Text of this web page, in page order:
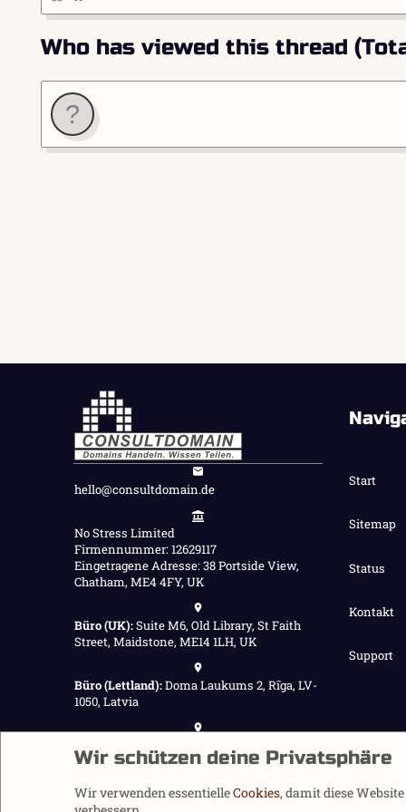
Who has viewed this thread
hello@consultdomain.de
No Stress Limited
Firmennummer: 12629117
Eingetragene Adresse: 38 Portside View,
Chatham, ME4 4FY, UK
Büro (UK):Suite M6, Old Library, St Faith
Street, Maidstone, ME14 1LH, UK
Büro (Lettland):Doma Laukums 2, Rīga, LV-
1050, Latvia
Start
Sitemap
Status
Kontakt
Support
Wir schützen deine Privatsphäre
Wir verwenden essentielleCookies, damit diese